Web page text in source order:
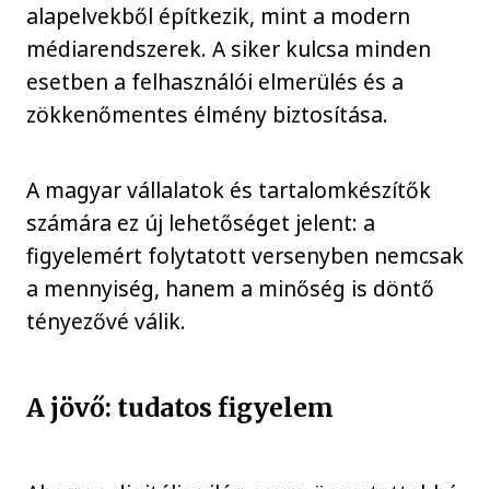
alapelvekből építkezik, mint a modern
médiarendszerek. A siker kulcsa minden
esetben a felhasználói elmerülés és a
zökkenőmentes élmény biztosítása.
A magyar vállalatok és tartalomkészítők
számára ez új lehetőséget jelent: a
figyelemért folytatott versenyben nemcsak
a mennyiség, hanem a minőség is döntő
tényezővé válik.
A jövő: tudatos figyelem